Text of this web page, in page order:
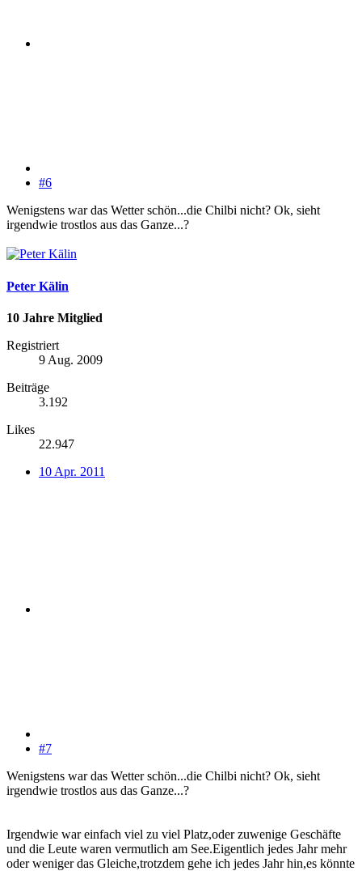
#6
Wenigstens war das Wetter schön...die Chilbi nicht? Ok, sieht
irgendwie trostlos aus das Ganze...?
Peter Kälin
10 Jahre Mitglied
Registriert
9 Aug. 2009
Beiträge
3.192
Likes
22.947
10 Apr. 2011
#7
Wenigstens war das Wetter schön...die Chilbi nicht? Ok, sieht
irgendwie trostlos aus das Ganze...?
Irgendwie war einfach viel zu viel Platz,oder zuwenige Geschäfte
und die Leute waren vermutlich am See.Eigentlich jedes Jahr mehr
oder weniger das Gleiche,trotzdem gehe ich jedes Jahr hin,es könnte